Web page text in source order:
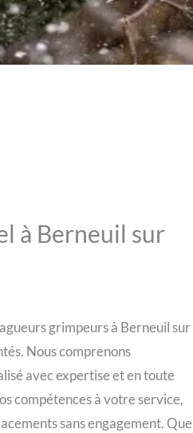
à Berneuil sur
grimpeurs à Berneuil sur
Nous comprenons
avec expertise et en toute
compétences à votre service,
sans engagement. Que